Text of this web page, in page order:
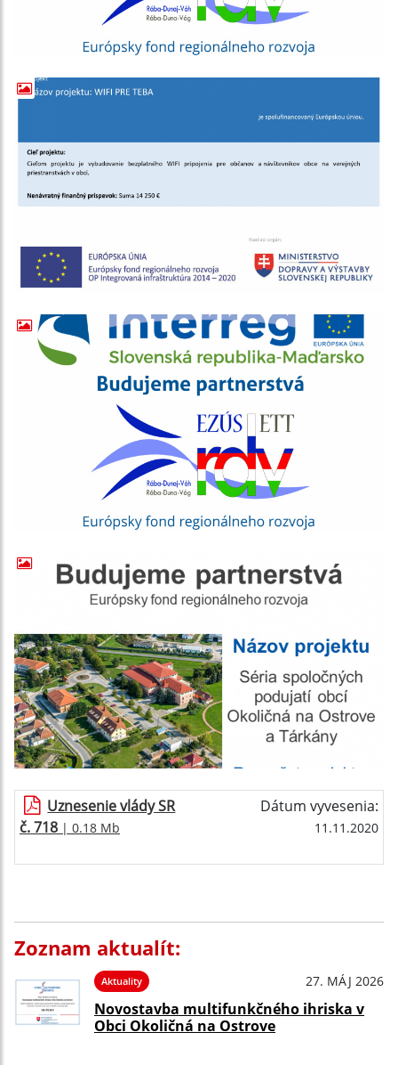
Uznesenie vlády SR
č. 718 | 0.18 Mb
Dátum vyvesenia:
11.11.2020
Zoznam aktualít:
Aktuality 27. MÁJ 2026
Novostavba multifunkčného ihriska v
Obci Okoličná na Ostrove